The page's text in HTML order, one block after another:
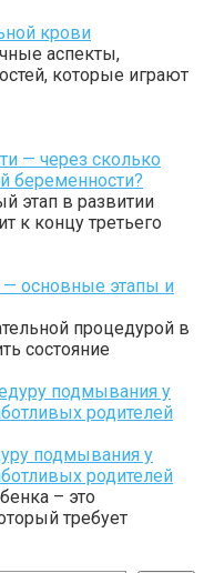
крови
аспекты,
которые играют
— через сколько
беременности?
этап в развитии
к концу третьего
— основные этапы и
процедурой в
состояние
подмывания у
родителей
– это
требует